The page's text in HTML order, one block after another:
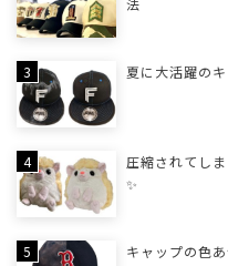
夏に大活躍の
圧縮されてし
✨
キャップの色